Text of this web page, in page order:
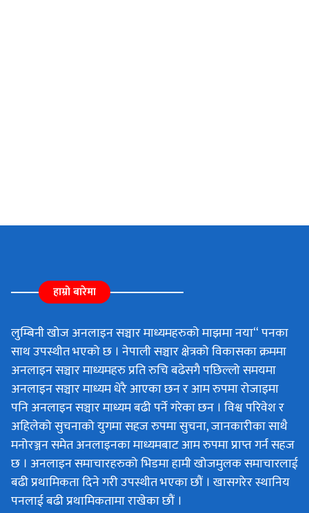
हाम्रो बारेमा
लुम्बिनी खोज अनलाइन सञ्चार माध्यमहरुको माझमा नया“ पनका
साथ उपस्थीत भएको छ । नेपाली सञ्चार क्षेत्रको विकासका क्रममा
अनलाइन सञ्चार माध्यमहरु प्रति रुचि बढेसगै पछिल्लो समयमा
अनलाइन सञ्चार माध्यम धेरै आएका छन र आम रुपमा रोजाइमा
पनि अनलाइन सञ्चार माध्यम बढी पर्ने गरेका छन । विश्व परिवेश र
अहिलेको सुचनाको युगमा सहज रुपमा सुचना, जानकारीका साथै
मनोरञ्जन समेत अनलाइनका माध्यमबाट आम रुपमा प्राप्त गर्न सहज
छ । अनलाइन समाचारहरुको भिडमा हामी खोजमुलक समाचारलाई
बढी प्रथामिकता दिने गरी उपस्थीत भएका छौं । खासगरेर स्थानिय
पनलाई बढी प्रथामिकतामा राखेका छौं ।